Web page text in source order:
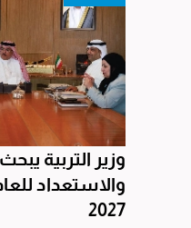
وزير التربية
2027